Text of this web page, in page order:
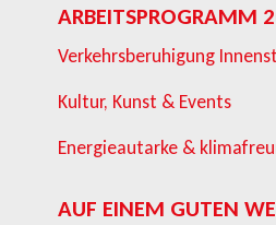
ARBEITSPROGRAMM
Verkehrsberuhigung
Kultur, Kunst & Events
Energieautarke &
AUF EINEM GUTEN